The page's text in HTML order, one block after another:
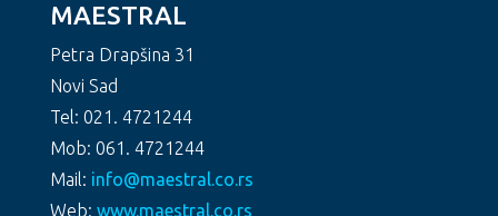
MAESTRAL
Petra Drapšina 31
Novi Sad
Tel: 021. 4721244
Mob: 061. 4721244
Mail: info@maestral.co.rs
Web: www.maestral.co.rs